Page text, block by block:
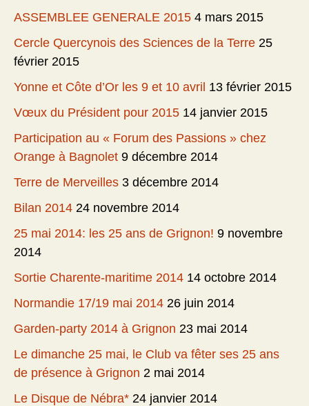
ASSEMBLEE GENERALE 2015 4 mars 2015
Cercle Quercynois des Sciences de la Terre 25
février 2015
Yonne et Côte d’Or les 9 et 10 avril 13 février 2015
Vœux du Président pour 2015 14 janvier 2015
Participation au « Forum des Passions » chez
Orange à Bagnolet 9 décembre 2014
Terre de Merveilles 3 décembre 2014
Bilan 2014 24 novembre 2014
25 mai 2014: les 25 ans de Grignon! 9 novembre
2014
Sortie Charente-maritime 2014 14 octobre 2014
Normandie 17/19 mai 2014 26 juin 2014
Garden-party 2014 à Grignon 23 mai 2014
Le dimanche 25 mai, le Club va fêter ses 25 ans
de présence à Grignon 2 mai 2014
Le Disque de Nébra* 24 janvier 2014